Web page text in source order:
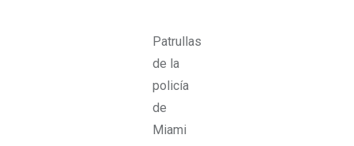
Patrullas
de la
policía
de
Miami